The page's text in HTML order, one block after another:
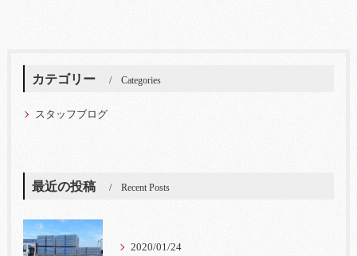
カテゴリー Categories
スタッフブログ
最近の投稿 Recent Posts
2020/01/24